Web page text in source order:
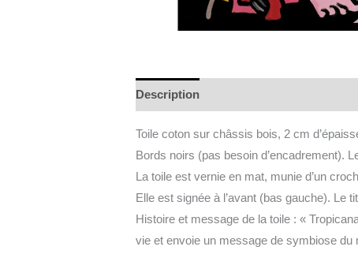
Description
Toile coton sur châssis bois, 2 cm
Bords noirs (pas besoin d’encadrement).
La toile est vernie en mat, munie d’un
Elle est signée à l’avant (bas gauche). Le
Histoire et message de la toile : «
vie et envoie un message de symbiose du